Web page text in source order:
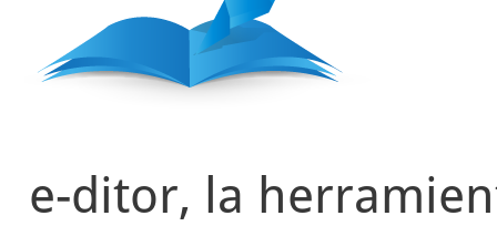
e-ditor, la